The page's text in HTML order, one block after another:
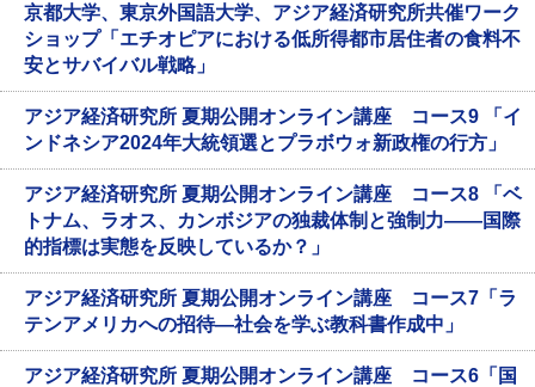
京都大学、東京外国語大学、アジア経済研究所共催ワーク
ショップ「エチオピアにおける低所得都市居住者の食料不
安とサバイバル戦略」
アジア経済研究所 夏期公開オンライン講座 コース9 「イ
ンドネシア2024年大統領選とプラボウォ新政権の行方」
アジア経済研究所 夏期公開オンライン講座 コース8 「ベ
トナム、ラオス、カンボジアの独裁体制と強制力――国際
的指標は実態を反映しているか？」
アジア経済研究所 夏期公開オンライン講座 コース7「ラ
テンアメリカへの招待―社会を学ぶ教科書作成中」
アジア経済研究所 夏期公開オンライン講座 コース6「国